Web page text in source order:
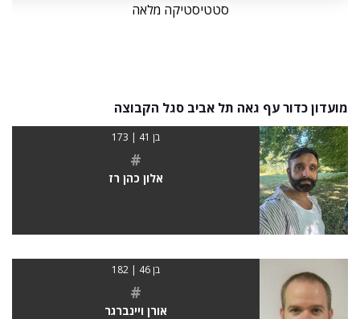
סטטיסטיקה מלאה
מועדון כדור עף גאה תל אביב סגל הקבוצה
בן 41 | 173
#
אלון כהן רז
בן 46 | 182
#
אורן ויינברגר